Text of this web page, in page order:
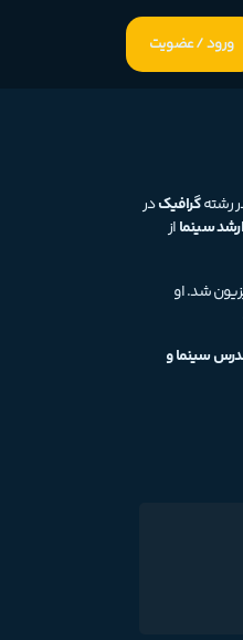
ورود / عضویت
رشتهگرافیکدر
سینمااز
شد. او
سینما و